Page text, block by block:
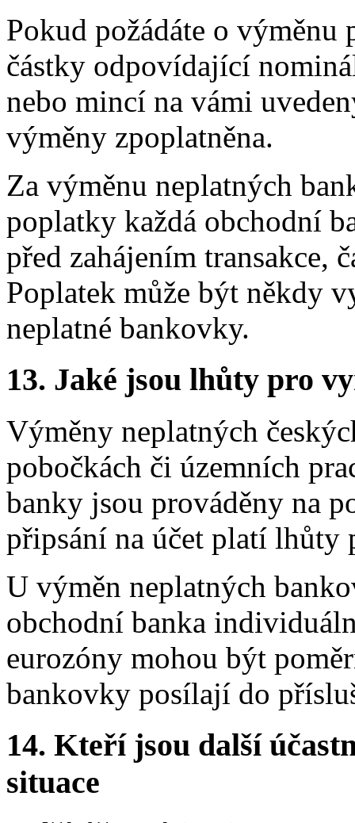
Pokud požádáte o výměnu
částky odpovídající
nebo mincí na vámi
výměny zpoplatněna.
Za výměnu neplatných
poplatky každá obchodní
před zahájením transakce,
Poplatek může být někdy
neplatné bankovky.
13. Jaké jsou lhůty pro
Výměny neplatných
pobočkách či územních
banky jsou prováděny na
připsání na účet platí lhůty
U výměn neplatných
obchodní banka
eurozóny mohou být
bankovky posílají do
14. Kteří jsou další
situace